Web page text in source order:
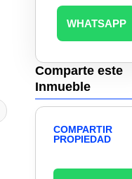
WHATSAPP
Comparte este
Inmueble
COMPARTIR
PROPIEDAD